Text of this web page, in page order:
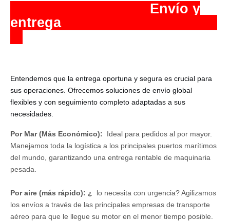
️ Envío y
entrega
Entendemos que la entrega oportuna y segura es crucial para
sus operaciones. Ofrecemos soluciones de envío global
flexibles y con seguimiento completo adaptadas a sus
necesidades.
Por Mar (Más Económico):
Ideal para pedidos al por mayor.
Manejamos toda la logística a los principales puertos marítimos
del mundo, garantizando una entrega rentable de maquinaria
pesada.
Por aire (más rápido): ¿
lo necesita con urgencia? Agilizamos
los envíos a través de las principales empresas de transporte
aéreo para que le llegue su motor en el menor tiempo posible.